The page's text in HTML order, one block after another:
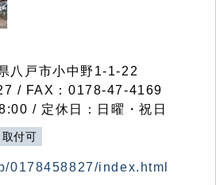
戸市小中野1-1-22
/ FAX：0178-47-4169
/ 定休日：日曜・祝日
取付可
0178458827/index.html